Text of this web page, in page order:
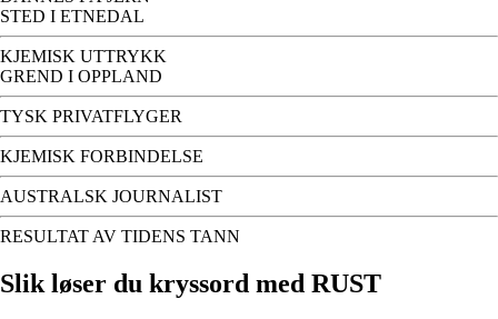
STED I ETNEDAL
KJEMISK UTTRYKK
GREND I OPPLAND
TYSK PRIVATFLYGER
KJEMISK FORBINDELSE
AUSTRALSK JOURNALIST
RESULTAT AV TIDENS TANN
Slik løser du kryssord med RUST